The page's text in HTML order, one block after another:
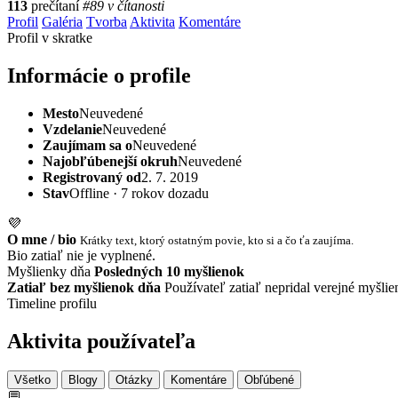
113 prečítaní #89 v čítanosti
Profil Galéria Tvorba Aktivita Komentáre
Profil v skratke
Informácie o profile
MestoNeuvedené
VzdelanieNeuvedené
Zaujímam sa oNeuvedené
Najobľúbenejší okruhNeuvedené
Registrovaný od2. 7. 2019
StavOffline · 7 rokov dozadu
💜
O mne / bio Krátky text, ktorý ostatným povie, kto si a čo ťa zaujíma.
Bio zatiaľ nie je vyplnené.
Myšlienky dňa Posledných 10 myšlienok
Zatiaľ bez myšlienok dňa Používateľ zatiaľ nepridal verejné
Timeline profilu
Aktivita používateľa
Všetko Blogy Otázky Komentáre Obľúbené